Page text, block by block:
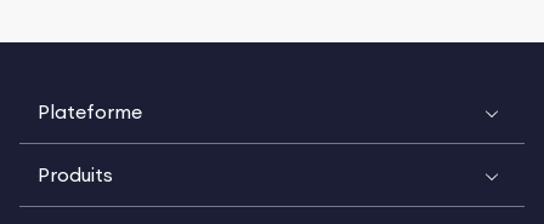
Plateforme
Produits